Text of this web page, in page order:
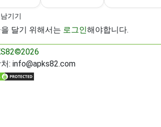
기기
달기 위해서는 로그인해야합니다.
: info@apks82.com